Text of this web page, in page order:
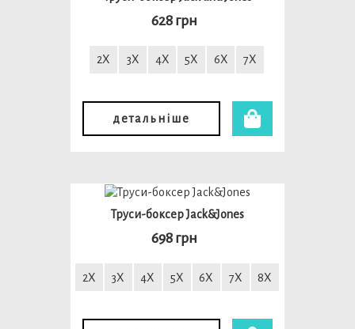
628 грн
2X 3X 4X 5X 6X 7X
детальніше
Труси-боксер Jack&Jones
698 грн
2X 3X 4X 5X 6X 7X 8X